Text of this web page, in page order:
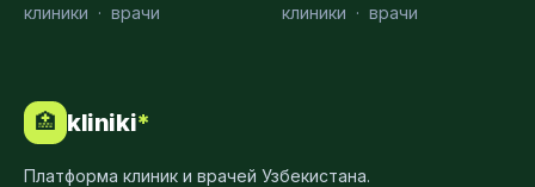
клиники · врачи
клиники · врачи
🏥 kliniki*
Платформа клиник и врачей Узбекистана.